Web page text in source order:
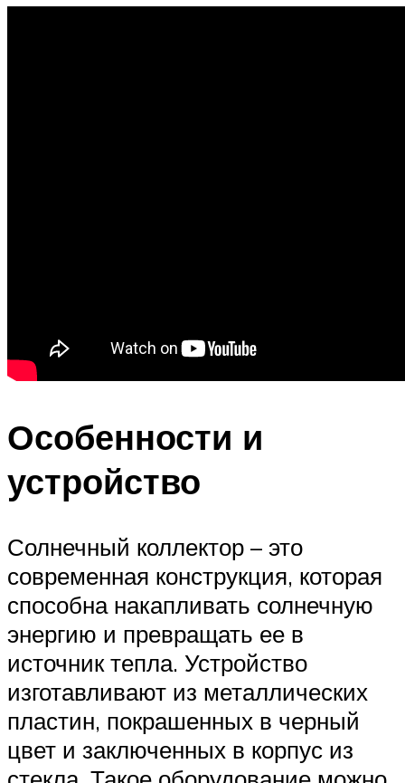
Особенности и
устройство
Солнечный коллектор – это
современная конструкция, которая
способна накапливать солнечную
энергию и превращать ее в
источник тепла. Устройство
изготавливают из металлических
пластин, покрашенных в черный
цвет и заключенных в корпус из